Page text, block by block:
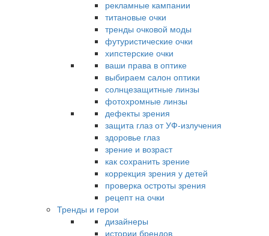
рекламные кампании
титановые очки
тренды очковой моды
футуристические очки
хипстерские очки
ваши права в оптике
выбираем салон оптики
солнцезащитные линзы
фотохромные линзы
дефекты зрения
защита глаз от УФ-излучения
здоровье глаз
зрение и возраст
как сохранить зрение
коррекция зрения у детей
проверка остроты зрения
рецепт на очки
Тренды и герои
дизайнеры
истории брендов